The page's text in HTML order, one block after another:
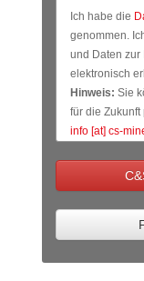
Ich habe die
genommen.
und Daten zur
elektronisch
Hinweis: Sie
für die Zukunft
info [at]